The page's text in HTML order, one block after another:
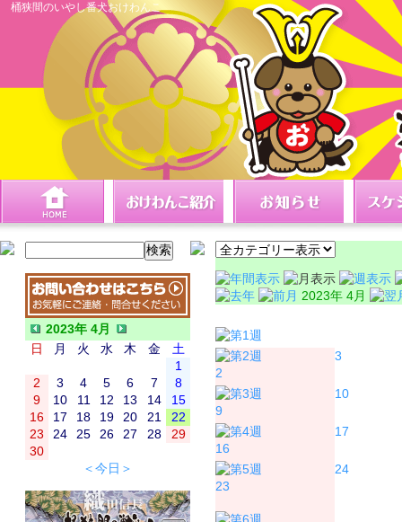
桶狭間のいやし番犬おけわんこ
2023年 4月
日
月 火 水 木 金
土
1
2
3 4 5 6 7
8
9
10 11 12 13 14
15
16
17 18 19 20 21
22
23
24 25 26 27 28
29
30
＜今日＞
2023年 4月
2
3
9
10
16
17
23
24